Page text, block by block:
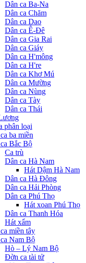
Dân ca Ba-Na
Dân ca Chăm
Dân ca Dao
Dân ca Ê-Đê
Dân ca Gia Rai
Dân ca Giáy
Dân ca H'mông
Dân ca H're
Dân ca Khơ Mú
Dân ca Mường
Dân ca Nùng
Dân ca Tày
Dân ca Thái
phân loại
ba miền
Bắc Bộ
Ca trù
Dân ca Hà Nam
Hát Dậm Hà Nam
Dân ca Hà Đông
Dân ca Hải Phòng
Dân ca Phú Thọ
Hát xoan Phú Thọ
Dân ca Thanh Hóa
Hát xẩm
miền tây
Nam Bộ
Hò – Lý Nam Bộ
Đờn ca tài tử